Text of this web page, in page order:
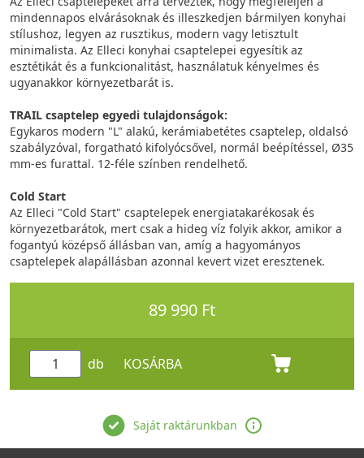
mindennapos elvárásoknak és illeszkedjen bármilyen konyhai
stílushoz, legyen az rusztikus, modern vagy letisztult
minimalista. Az Elleci konyhai csaptelepei egyesítik az
esztétikát és a funkcionalitást, használatuk kényelmes és
ugyanakkor környezetbarát is.
TRAIL csaptelep egyedi tulajdonságok:
Egykaros modern "L" alakú, kerámiabetétes csaptelep, oldalsó
szabályzóval, forgatható kifolyócsővel, normál beépítéssel, Ø35
mm-es furattal. 12-féle színben rendelhető.
Cold Start
Az Elleci "Cold Start" csaptelepek energiatakarékosak és
környezetbarátok, mert csak a hideg víz folyik akkor, amikor a
fogantyú középső állásban van, amíg a hagyományos
csaptelepek alapállásban azonnal kevert vizet eresztenek.
89 990 Ft
db KOSÁRBA
Saját raktárunkban